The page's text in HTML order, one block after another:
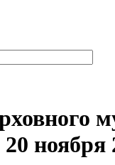
ноября